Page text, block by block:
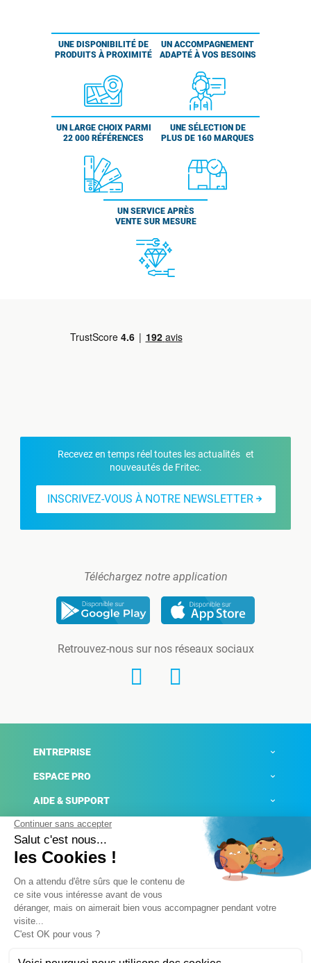
UNE DISPONIBILITÉ DE
PRODUITS À PROXIMITÉ
UN ACCOMPAGNEMENT
ADAPTÉ À VOS BESOINS
UN LARGE CHOIX PARMI
22 000 RÉFÉRENCES
UNE SÉLECTION DE
PLUS DE 160 MARQUES
UN SERVICE APRÈS
VENTE SUR MESURE
Recevez en temps réel toutes les actualités et
nouveautés de Fritec.
INSCRIVEZ-VOUS À NOTRE NEWSLETTER
Téléchargez notre application
Retrouvez-nous sur nos réseaux sociaux
ENTREPRISE
ESPACE PRO
AIDE & SUPPORT
ACTUALITÉS
Mentions légales